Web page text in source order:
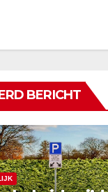
BERICHT